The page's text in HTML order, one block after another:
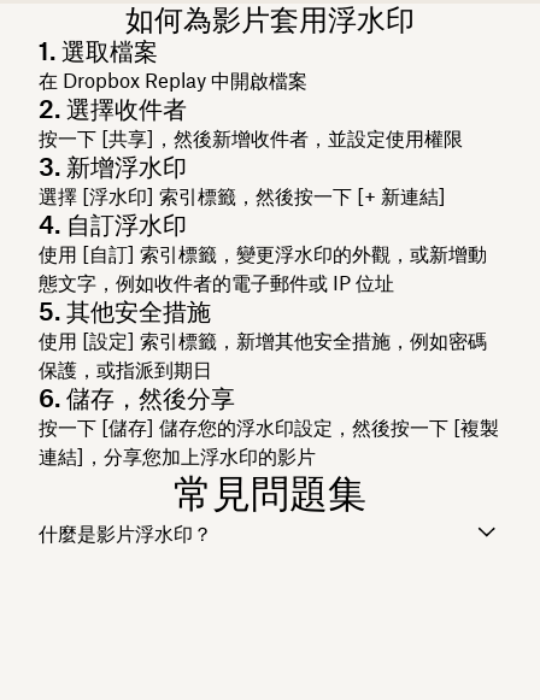
如何為影片套用浮水印
1. 選取檔案
在 Dropbox Replay 中開啟檔案
2. 選擇收件者
按一下 [共享] ，然後新增收件者，並設定使用權限
3. 新增浮水印
選擇 [浮水印] 索引標籤，然後按一下 [+ 新連結]
4. 自訂浮水印
使用 [自訂] 索引標籤，變更浮水印的外觀，或新增動
態文字，例如收件者的電子郵件或 IP 位址
5. 其他安全措施
使用 [設定] 索引標籤，新增其他安全措施，例如密碼
保護，或指派到期日
6. 儲存，然後分享
按一下 [儲存] 儲存您的浮水印設定，然後按一下 [複製
連結] ，分享您加上浮水印的影片
常見問題集
什麼是影片浮水印？